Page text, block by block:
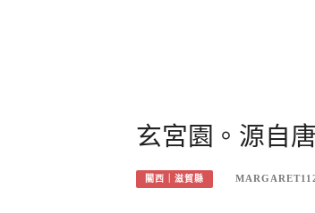
玄宮園。源自
關西｜滋賀縣